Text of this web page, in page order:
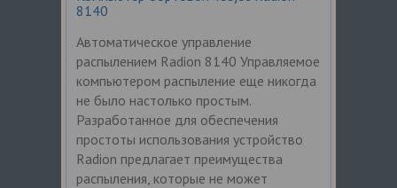
8140
Автоматическое управление
распылением Radion 8140 Управляемое
компьютером распыление еще никогда
не было настолько простым.
Разработанное для обеспечения
простоты использования устройство
Radion предлагает преимущества
распыления, которые не может